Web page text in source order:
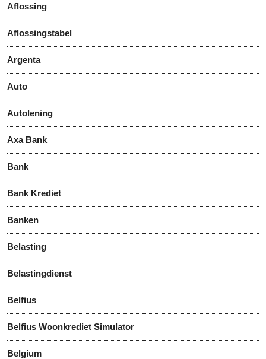
Aflossing
Aflossingstabel
Argenta
Auto
Autolening
Axa Bank
Bank
Bank Krediet
Banken
Belasting
Belastingdienst
Belfius
Belfius Woonkrediet Simulator
Belgium